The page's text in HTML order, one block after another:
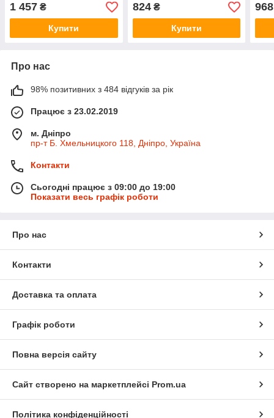
1 457 ₴
Купити
824₴
Купити
968
Про нас
98% позитивних з 484 відгуків за рік
Працює з 23.02.2019
м. Дніпро
пр-т Б. Хмельницкого 118, Дніпро, Україна
Контакти
Сьогодні працює з 09:00 до 19:00
Показати весь графік роботи
Про нас
Контакти
Доставка та оплата
Графік роботи
Повна версія сайту
Сайт створено на маркетплейсі Prom.ua
Політика конфіденційності